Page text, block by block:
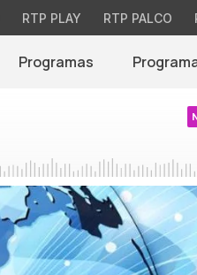
RTP PLAY RTP PALCO
Programas